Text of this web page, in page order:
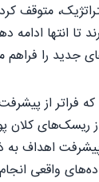
متوقف
تا انتها
جدید را
از
ریسک‌های کلان
اهداف
واقعی